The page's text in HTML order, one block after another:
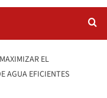
EL
AGUA EFICIENTES